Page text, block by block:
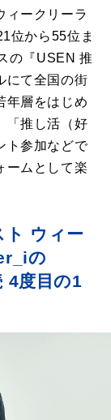
ィークリーラ
位から55位ま
の『USEN 推
にて全国の街
年層をはじめ
「推し活（好
ト参加などで
ームとして楽
ト ウィー
の
4度目の1